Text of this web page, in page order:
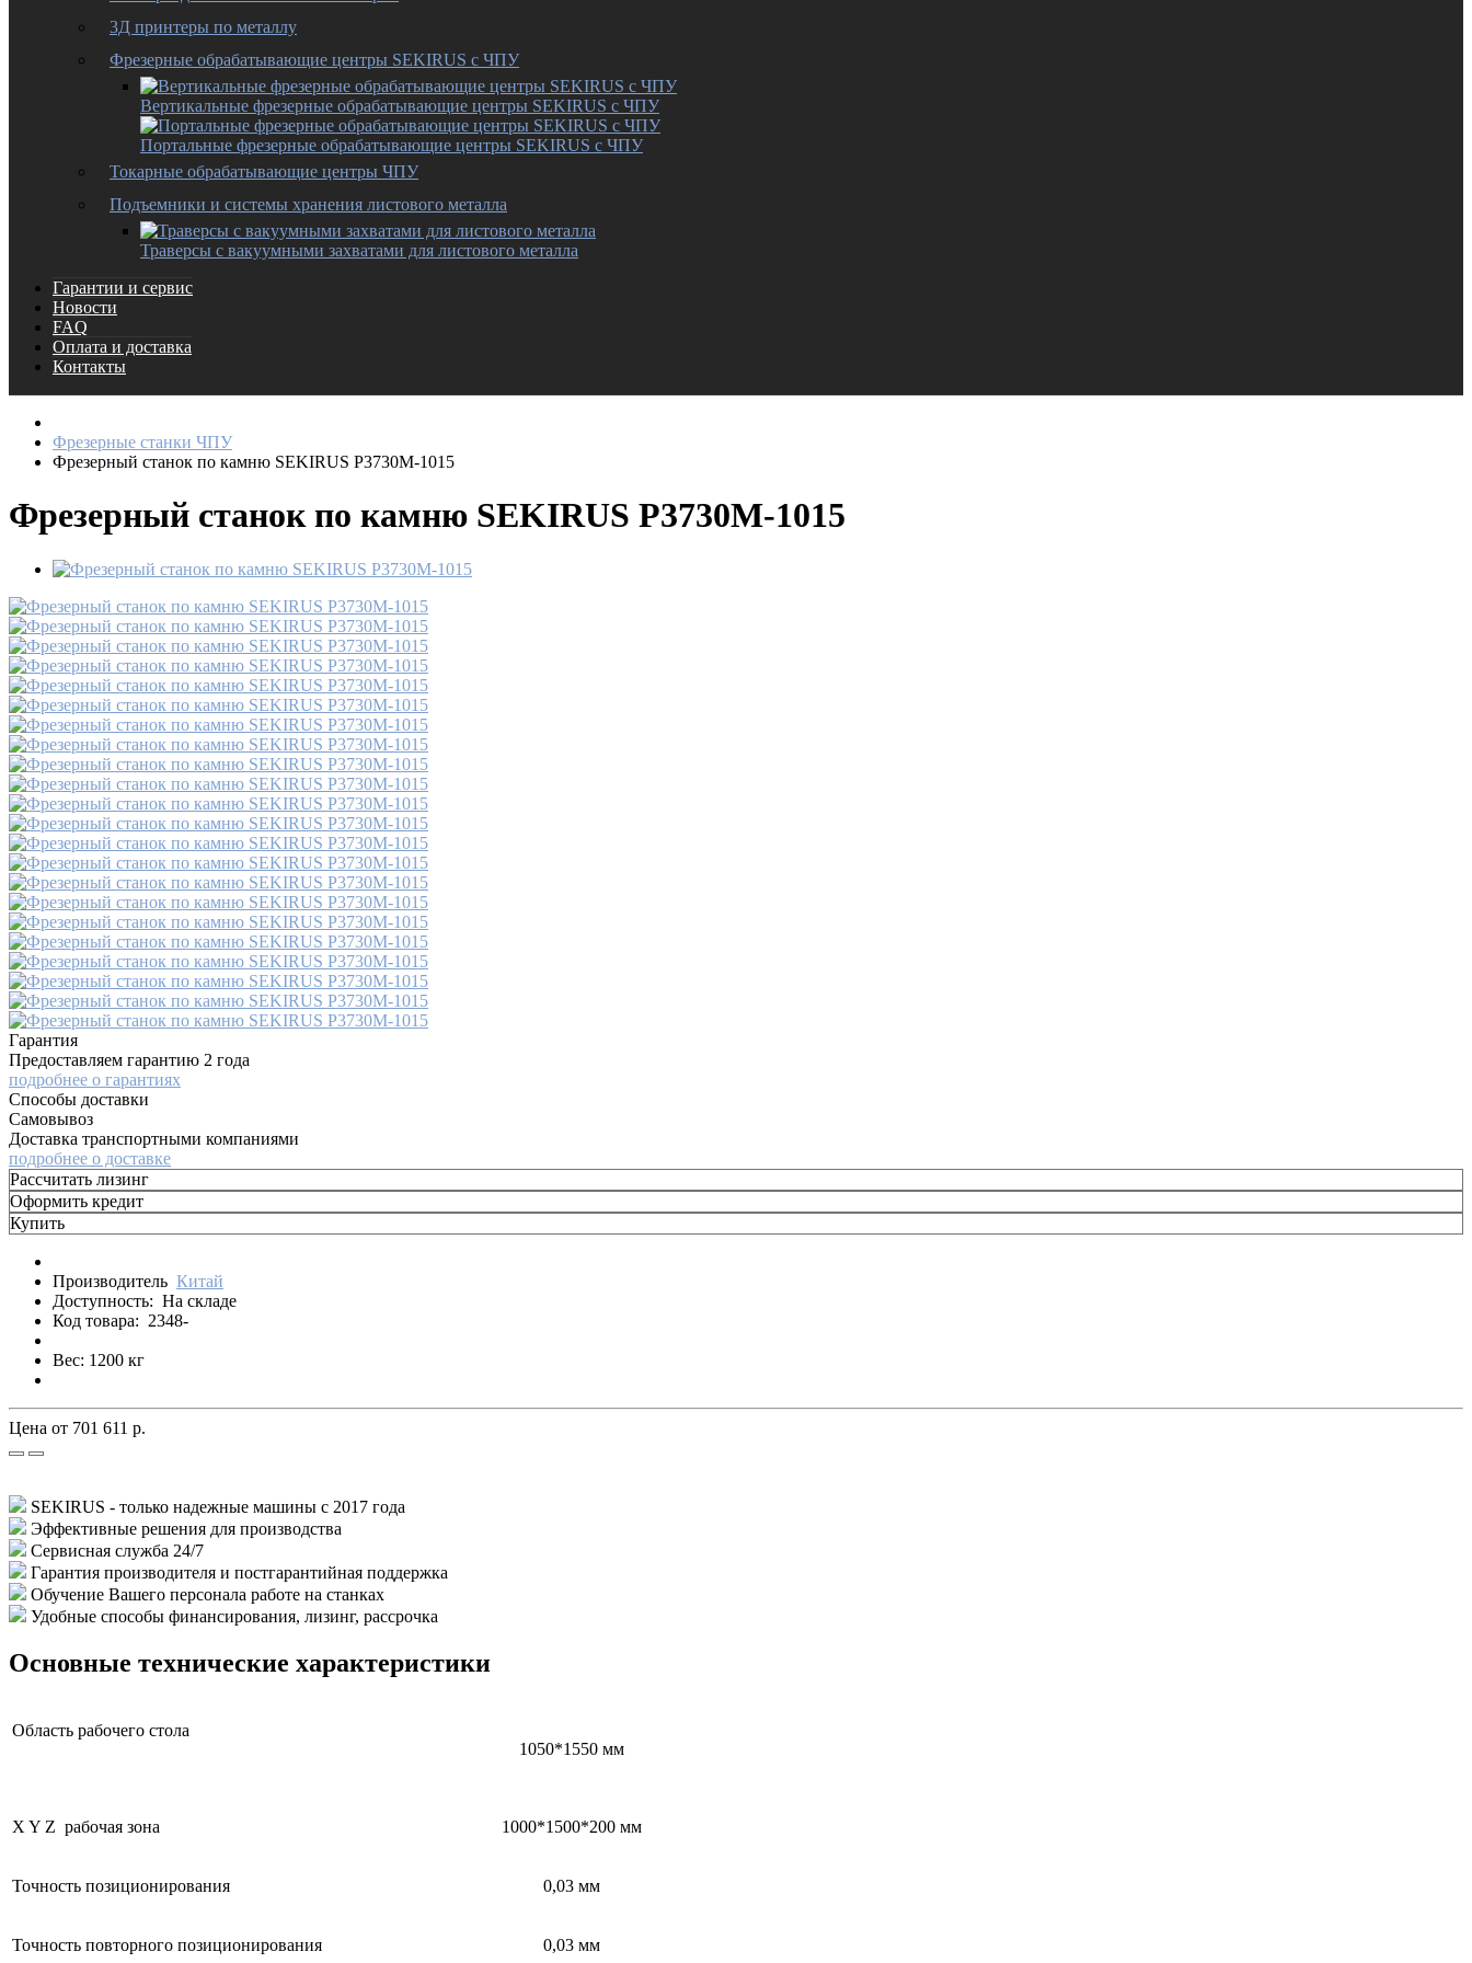
3Д принтеры по металлу
Фрезерные обрабатывающие центры SEKIRUS с ЧПУ
Вертикальные фрезерные обрабатывающие центры SEKIRUS с ЧПУ
Портальные фрезерные обрабатывающие центры SEKIRUS с ЧПУ
Токарные обрабатывающие центры ЧПУ
Подъемники и системы хранения листового металла
Траверсы с вакуумными захватами для листового металла
Гарантии и сервис
Новости
FAQ
Оплата и доставка
Контакты
Фрезерные станки ЧПУ
Фрезерный станок по камню SEKIRUS P3730M-1015
Фрезерный станок по камню SEKIRUS P3730M-1015
Гарантия
Предоставляем гарантию 2 года
подробнее о гарантиях
Способы доставки
Самовывоз
Доставка транспортными компаниями
подробнее о доставке
Рассчитать лизинг
Оформить кредит
Купить
Производитель Китай
Доступность: На складе
Код товара: 2348-
Вес: 1200 кг
Цена от 701 611 р.
SEKIRUS - только надежные машины с 2017 года
Эффективные решения для производства
Сервисная служба 24/7
Гарантия производителя и постгарантийная поддержка
Обучение Вашего персонала работе на станках
Удобные способы финансирования, лизинг, рассрочка
Основные технические характеристики
Область рабочего стола
1050*1550 мм
X Y Z рабочая зона 1000*1500*200 мм
Точность позиционирования 0,03 мм
Точность повторного позиционирования 0,03 мм